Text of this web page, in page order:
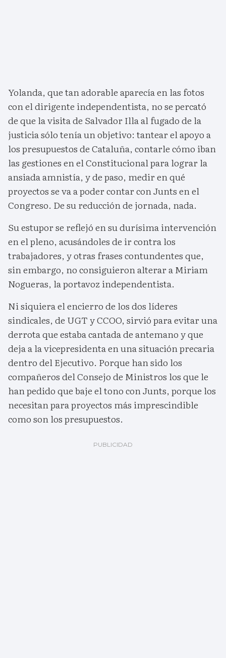
Yolanda, que tan adorable aparecía en las fotos
con el dirigente independentista, no se percató
de que la visita de Salvador Illa al fugado de la
justicia sólo tenía un objetivo: tantear el apoyo a
los presupuestos de Cataluña, contarle cómo iban
las gestiones en el Constitucional para lograr la
ansiada amnistía, y de paso, medir en qué
proyectos se va a poder contar con Junts en el
Congreso. De su reducción de jornada, nada.
Su estupor se reflejó en su durísima intervención
en el pleno, acusándoles de ir contra los
trabajadores, y otras frases contundentes que,
sin embargo, no consiguieron alterar a Miriam
Nogueras, la portavoz independentista.
Ni siquiera el encierro de los dos líderes
sindicales, de UGT y CCOO, sirvió para evitar una
derrota que estaba cantada de antemano y que
deja a la vicepresidenta en una situación precaria
dentro del Ejecutivo. Porque han sido los
compañeros del Consejo de Ministros los que le
han pedido que baje el tono con Junts, porque los
necesitan para proyectos más imprescindible
como son los presupuestos.